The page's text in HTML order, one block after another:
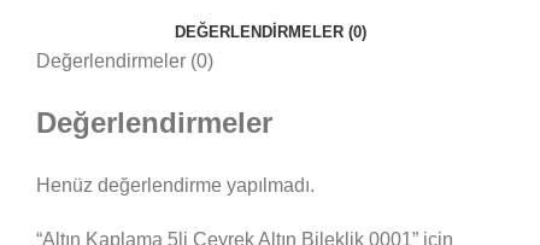
DEĞERLENDIRMELER (0)
Değerlendirmeler (0)
Değerlendirmeler
Henüz değerlendirme yapılmadı.
“Altın Kaplama 5li Çeyrek Altın Bileklik 0001” için